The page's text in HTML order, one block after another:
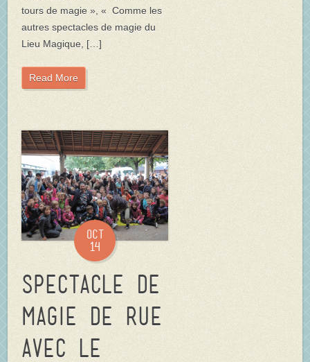
tours de magie », « Comme les
autres spectacles de magie du
Lieu Magique, […]
Read More
Oct
14
Spectacle de
magie de rue
avec le